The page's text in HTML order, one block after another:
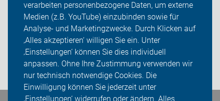
verarbeiten personenbezogene Daten, um externe
Medien (z.B. YouTube) einzubinden sowie für
Analyse- und Marketingzwecke. Durch Klicken auf
‚Alles akzeptieren‘ willigen Sie ein. Unter
‚Einstellungen‘ können Sie dies individuell
anpassen. Ohne Ihre Zustimmung verwenden wir
nur technisch notwendige Cookies. Die
Einwilligung können Sie jederzeit unter
‚Einstellungen‘ widerrufen oder ändern. Alles
Rückblicke
ADFC Unna
Sei dabei
Login